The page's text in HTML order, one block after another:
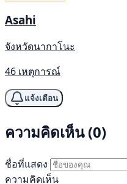
Asahi
จังหวัดนากาโนะ
46 เหตุการณ์
แจ้งเตือน
ความคิดเห็น (0)
ชื่อที่แสดง
ความคิดเห็น